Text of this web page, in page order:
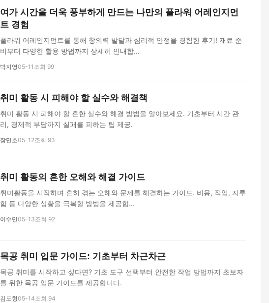
여가 시간을 더욱 풍부하게 만드는 나만의 플라워 어레인지먼
트 경험
플라워 어레인지먼트를 통해 창의력 발달과 심리적 안정을 경험한 후기! 재료 준
비부터 다양한 활용 방법까지 상세히 안내합...
박지영05-11 조회 99
취미 활동 시 피해야 할 실수와 해결책
취미 활동 시 피해야 할 흔한 실수와 해결 방법을 알아보세요. 기초부터 시간 관
리, 경제적 부담까지 실패를 피하는 팁 제공.
장민호05-12조회 93
취미 활동의 흔한 오해와 해결 가이드
취미활동을 시작하며 흔히 겪는 오해와 문제를 해결하는 가이드. 비용, 직업, 지루
함 등 다양한 상황을 극복할 방법을 제공합...
이수민05-13조회 92
목공 취미 입문 가이드: 기초부터 차근차근
목공 취미를 시작하고 싶다면? 기초 도구 선택부터 안전한 작업 방법까지 초보자
를 위한 목공 입문 가이드를 제공합니다.
김도형05-14조회 94